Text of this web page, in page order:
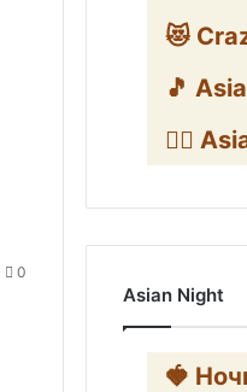
0
😻
🎵
👯‍♀️
Asian Night
🍓